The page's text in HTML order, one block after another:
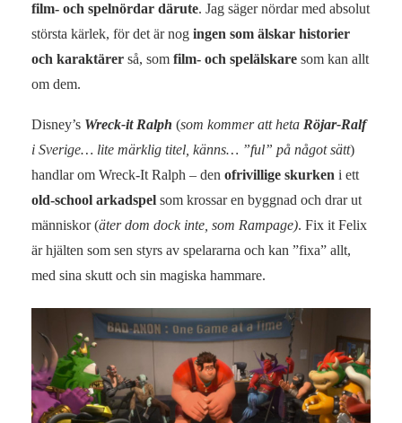
film- och spelnördar därute. Jag säger nördar med absolut
största kärlek, för det är nog ingen som älskar historier
och karaktärer så, som film- och spelälskare som kan allt
om dem.
Disney’s Wreck-it Ralph (som kommer att heta Röjar-Ralf
i Sverige… lite märklig titel, känns… ”ful” på något sätt)
handlar om Wreck-It Ralph – den ofrivillige skurken i ett
old-school arkadspel som krossar en byggnad och drar ut
människor (äter dom dock inte, som Rampage). Fix it Felix
är hjälten som sen styrs av spelararna och kan ”fixa” allt,
med sina skutt och sin magiska hammare.